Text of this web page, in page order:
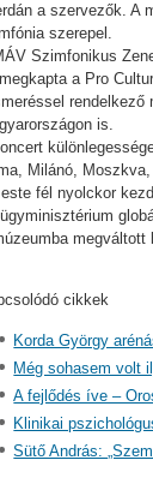
a szervezők. A
szerepel.
Szimfonikus
a Pro
rendelkező
is.
Milánó,
fél nyolckor
cikkek
Korda György
Még sohasem volt
A fejlődés íve –
Klinikai
Sütő András: